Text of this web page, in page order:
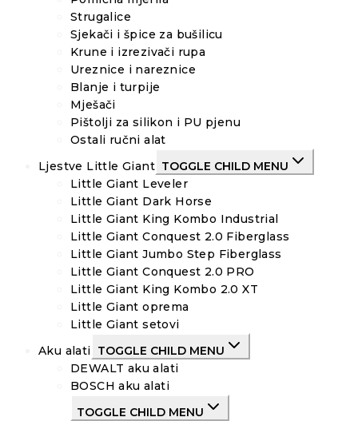
Strugalice
Sjekači i špice za bušilicu
Krune i izrezivači rupa
Ureznice i nareznice
Blanje i turpije
Mješači
Pištolji za silikon i PU pjenu
Ostali ručni alat
Ljestve Little Giant TOGGLE CHILD MENU
Little Giant Leveler
Little Giant Dark Horse
Little Giant King Kombo Industrial
Little Giant Conquest 2.0 Fiberglass
Little Giant Jumbo Step Fiberglass
Little Giant Conquest 2.0 PRO
Little Giant King Kombo 2.0 XT
Little Giant oprema
Little Giant setovi
Aku alati TOGGLE CHILD MENU
DEWALT aku alati
BOSCH aku alati
TOGGLE CHILD MENU